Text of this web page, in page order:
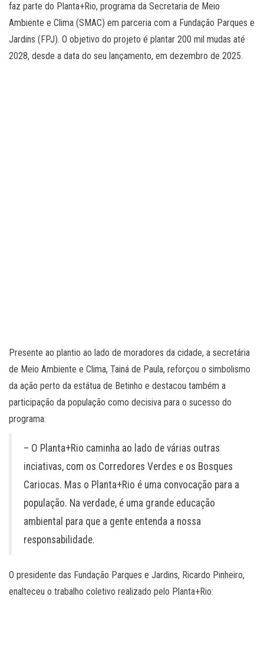
faz parte do Planta+Rio, programa da Secretaria de Meio
Ambiente e Clima (SMAC) em parceria com a Fundação Parques e
Jardins (FPJ). O objetivo do projeto é plantar 200 mil mudas até
2028, desde a data do seu lançamento, em dezembro de 2025.
Presente ao plantio ao lado de moradores da cidade, a secretária
de Meio Ambiente e Clima, Tainá de Paula, reforçou o simbolismo
da ação perto da estátua de Betinho e destacou também a
participação da população como decisiva para o sucesso do
programa:
– O Planta+Rio caminha ao lado de várias outras
inciativas, com os Corredores Verdes e os Bosques
Cariocas. Mas o Planta+Rio é uma convocação para a
população. Na verdade, é uma grande educação
ambiental para que a gente entenda a nossa
responsabilidade.
O presidente das Fundação Parques e Jardins, Ricardo Pinheiro,
enalteceu o trabalho coletivo realizado pelo Planta+Rio: